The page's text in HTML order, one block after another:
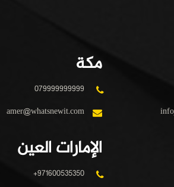
مكة
079999999999
amer@whatsnewit.com
الإمارات العين
+971600535350